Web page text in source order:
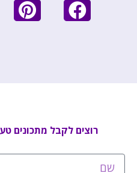
רוצים לקבל מתכונים